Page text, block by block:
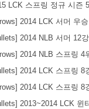
LCK 스프링 정규 시즌
2014 LCK 서머 우승
2014 NLB 서머 12강
2014 NLB 스프링 4
2014 LCK 스프링 8
2014 LCK 스프링 8
2013~2014 LCK 윈